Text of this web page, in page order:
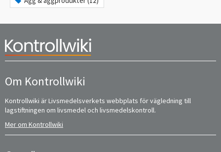
Om Kontrollwiki
Kontrollwiki är Livsmedelsverkets webbplats för vägledning till
lagstiftningen om livsmedel och livsmedelskontroll.
Mer om Kontrollwiki